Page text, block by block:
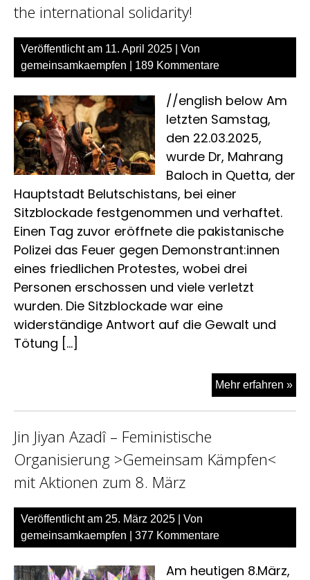
the international solidarity!
Veröffentlicht am 11. April 2025 | Von
gemeinsamkaempfen
189 Kommentare
//english below Am
letzten Samstag,
den 22.03.2025,
wurde Dr, Mahrang
Baloch in Quetta, der
Hauptstadt Belutschistans, bei einer
Sitzblockade festgenommen und verhaftet.
Einen Tag zuvor eröffnete die pakistanische
Polizei das Feuer gegen Demonstrant:innen
eines friedlichen Protestes, wobei drei
Personen erschossen und viele verletzt
wurden. Die Sitzblockade war eine
widerständige Antwort auf die Gewalt und
Tötung […]
Mehr erfahren »
for
Jin Jiyan Azadî – Feministische
Organisierung >Gemeinsam Kämpfen<
mit Aktionen zum 8. März
Veröffentlicht am 25. März 2025 | Von
gemeinsamkaempfen
377 Kommentare
Am heutigen 8.März,